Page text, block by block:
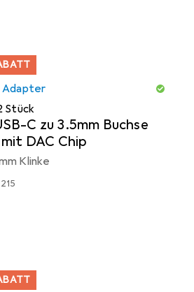
Adapter
Stück
C zu 3.5mm Buchse
DAC Chip
Klinke
215